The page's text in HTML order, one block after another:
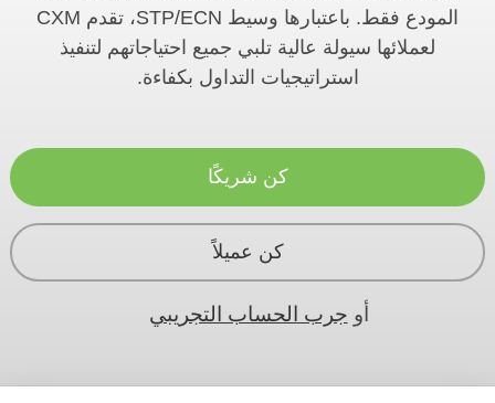
المودع فقط. باعتبارها وسيط STP/ECN، تقدم CXM
لعملائها سيولة عالية تلبي جميع احتياجاتهم لتنفيذ
استراتيجيات التداول بكفاءة.
كن شريكًا
كن عميلاً
أو جرب الحساب التجريبي